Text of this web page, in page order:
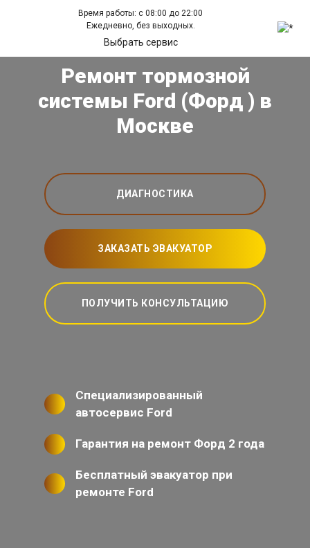
Время работы: с 08:00 до 22:00
Ежедневно, без выходных.
Выбрать сервис
Ремонт тормозной
системы Ford (Форд ) в
Москве
ДИАГНОСТИКА
ЗАКАЗАТЬ ЭВАКУАТОР
ПОЛУЧИТЬ КОНСУЛЬТАЦИЮ
Специализированный
автосервис Ford
Гарантия на ремонт Форд 2 года
Бесплатный эвакуатор при
ремонте Ford